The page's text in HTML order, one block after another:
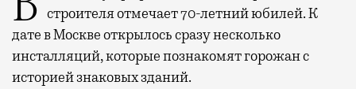
строителя отмечает 70-летний юбилей. К
дате в Москве открылось сразу несколько
инсталляций, которые познакомят горожан с
историей знаковых зданий.